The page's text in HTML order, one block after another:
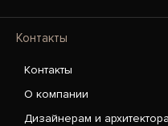
Контакты
Контакты
О компании
Дизайнерам и